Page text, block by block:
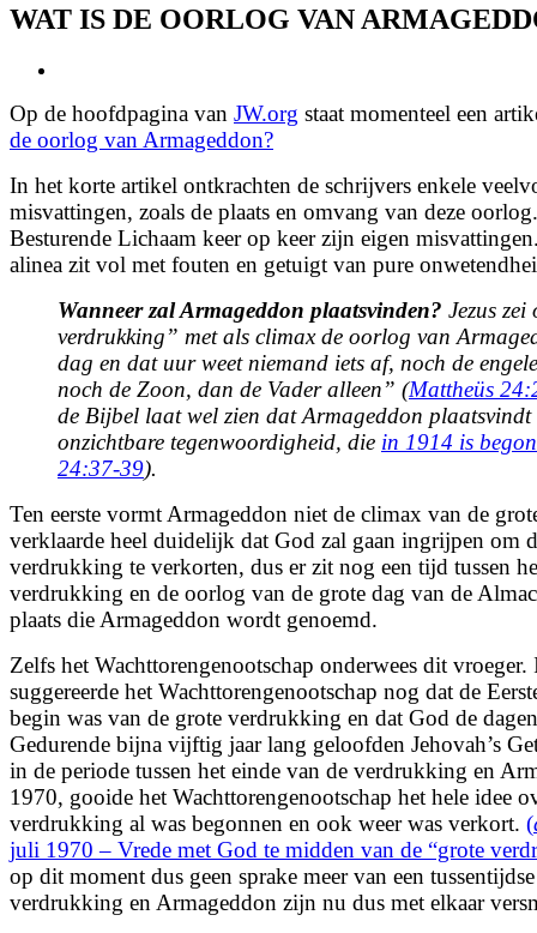
WAT IS DE OORLOG VAN
Image
Op de hoofdpagina van JW.org staat momenteel een
de oorlog van Armageddon?
In het korte artikel ontkrachten de schrijvers enkele
misvattingen, zoals de plaats en omvang van deze
Besturende Lichaam keer op keer zijn eigen
alinea zit vol met fouten en getuigt van pure
Wanneer zal Armageddon plaatsvinden? Jezus
verdrukking” met als climax de oorlog van
dag en dat uur weet niemand iets af, noch de
noch de Zoon, dan de Vader alleen” (Mattheüs
de Bijbel laat wel zien dat Armageddon plaatsvindt
onzichtbare tegenwoordigheid, die in 1914 is
24:37-39).
Ten eerste vormt Armageddon niet de climax van de
verklaarde heel duidelijk dat God zal gaan ingrijpen om
verdrukking te verkorten, dus er zit nog een tijd tussen
verdrukking en de oorlog van de grote dag van de
plaats die Armageddon wordt genoemd.
Zelfs het Wachttorengenootschap onderwees dit
suggereerde het Wachttorengenootschap nog dat de
begin was van de grote verdrukking en dat God de
Gedurende bijna vijftig jaar lang geloofden Jehovah’s
in de periode tussen het einde van de verdrukking en
1970, gooide het Wachttorengenootschap het hele idee
verdrukking al was begonnen en ook weer was verkort. (
juli 1970 – Vrede met God te midden van de “grote
op dit moment dus geen sprake meer van een
verdrukking en Armageddon zijn nu dus met elkaar